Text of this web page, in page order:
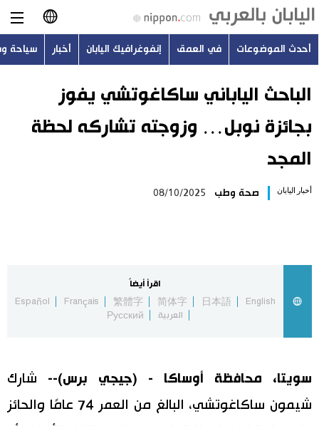
日本語
English
简体字
أحدث الموضوعات
سياحة وسفر
اليابان في فيديو
مانغا وأنيمي
أحدث الموضوعات في العمق إنفوغرافيك اليابان أخبار سياحة
الباحث الياباني ساكاغوتشي يفوز
بجائزة نوبل… وزوجته تشاركه لحظة
المجد
أخبار اليابان صحة وطب 08/10/2025
اقرأ أيضاً
English
日本語
简体字
繁體字
Français
Español
العربية
Русский
سويتا، محافظة أوساكا - (جيجي برس)-- شارك
شيمون ساكاغوتشي، البالغ من العمر 74 عامًا والحائز